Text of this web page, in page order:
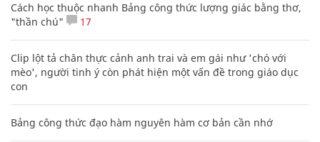
Cách học thuộc nhanh Bảng công thức lượng giác bằng thơ,
"thần chú"
17
Clip lột tả chân thực cảnh anh trai và em gái như 'chó với
mèo', người tinh ý còn phát hiện một vấn đề trong giáo dục
con
Bảng công thức đạo hàm nguyên hàm cơ bản cần nhớ